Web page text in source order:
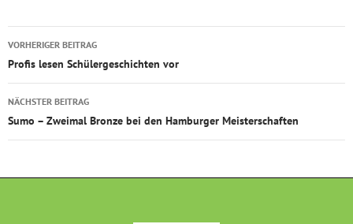
Beitragsnavigation
VORHERIGER BEITRAG
Profis lesen Schülergeschichten vor
NÄCHSTER BEITRAG
Sumo – Zweimal Bronze bei den Hamburger Meisterschaften